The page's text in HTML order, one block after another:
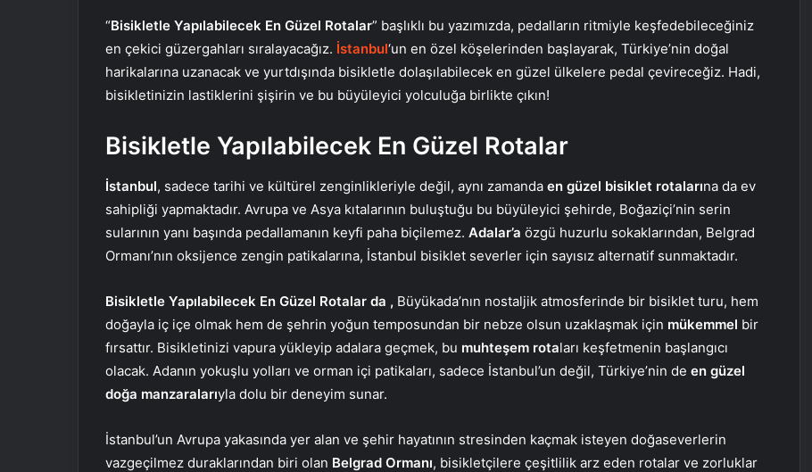
“Bisikletle Yapılabilecek En Güzel Rotalar” başlıklı bu yazımızda, pedalların ritmiyle keşfedebileceğiniz
en çekici güzergahları sıralayacağız. İstanbul‘un en özel köşelerinden başlayarak, Türkiye’nin doğal
harikalarına uzanacak ve yurtdışında bisikletle dolaşılabilecek en güzel ülkelere pedal çevireceğiz. Hadi,
bisikletinizin lastiklerini şişirin ve bu büyüleyici yolculuğa birlikte çıkın!
Bisikletle Yapılabilecek En Güzel Rotalar
İstanbul, sadece tarihi ve kültürel zenginlikleriyle değil, aynı zamanda en güzel bisiklet rotalarına da ev
sahipliği yapmaktadır. Avrupa ve Asya kıtalarının buluştuğu bu büyüleyici şehirde, Boğaziçi’nin serin
sularının yanı başında pedallamanın keyfi paha biçilemez. Adalar’a özgü huzurlu sokaklarından, Belgrad
Ormanı’nın oksijence zengin patikalarına, İstanbul bisiklet severler için sayısız alternatif sunmaktadır.
Bisikletle Yapılabilecek En Güzel Rotalar da , Büyükada’nın nostaljik atmosferinde bir bisiklet turu, hem
doğayla iç içe olmak hem de şehrin yoğun temposundan bir nebze olsun uzaklaşmak için mükemmel bir
fırsattır. Bisikletinizi vapura yükleyip adalara geçmek, bu muhteşem rotaları keşfetmenin başlangıcı
olacak. Adanın yokuşlu yolları ve orman içi patikaları, sadece İstanbul’un değil, Türkiye’nin de en güzel
doğa manzaralarıyla dolu bir deneyim sunar.
İstanbul’un Avrupa yakasında yer alan ve şehir hayatının stresinden kaçmak isteyen doğaseverlerin
vazgeçilmez duraklarından biri olan Belgrad Ormanı, bisikletçilere çeşitlilik arz eden rotalar ve zorluklar